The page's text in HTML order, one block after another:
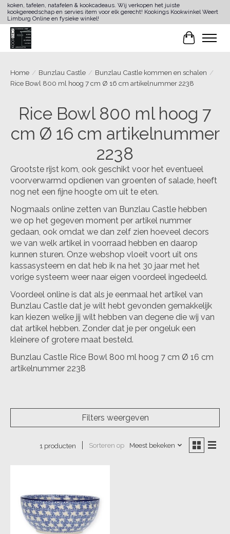
koken, tafelen, natafelen & kookcadeaus. Wij verkopen het juiste
kookgereedschap en servies item voor elk gerecht! Kookings Kookwinkel Weert
Limburg Online en fysieke winkel!
Home / Bunzlau Castle / Bunzlau Castle kommen en schalen /
Rice Bowl 800 ml hoog 7 cm Ø 16 cm artikelnummer 2238
Rice Bowl 800 ml hoog 7
cm Ø 16 cm artikelnummer
2238
Grootste rijst kom, ook geschikt voor het eventueel
voorverwarmd opdienen van groenten of salade, heeft
nog net een fijne hoogte om uit te eten.
Nogmaals online zetten van Bunzlau Castle hebben
we op het gegeven moment per artikel nummer
gedaan, ook omdat we dan zelf zien hoeveel decors
we van welk artikel in voorraad hebben en daarop
kunnen sturen. Onze webshop vloeit voort uit ons
kassasysteem en dat heb ik na het 30 jaar met het
vorige systeem weer naar eigen voordeel ingedeeld.
Voordeel online is dat als je eenmaal het artikel van
Bunzlau Castle dat je wilt hebt gevonden gemakkelijk
kan kiezen welke jij wilt hebben van degene die wij van
dat artikel hebben. Zonder dat je per ongeluk een
kleinere of grotere maat besteld.
Bunzlau Castle Rice Bowl 800 ml hoog 7 cm Ø 16 cm
artikelnummer 2238
Filters weergeven
1 producten Sorteren op Meest bekeken